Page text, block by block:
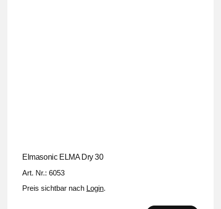
Elmasonic ELMA Dry 30
Art. Nr.: 6053
Preis sichtbar nach Login.